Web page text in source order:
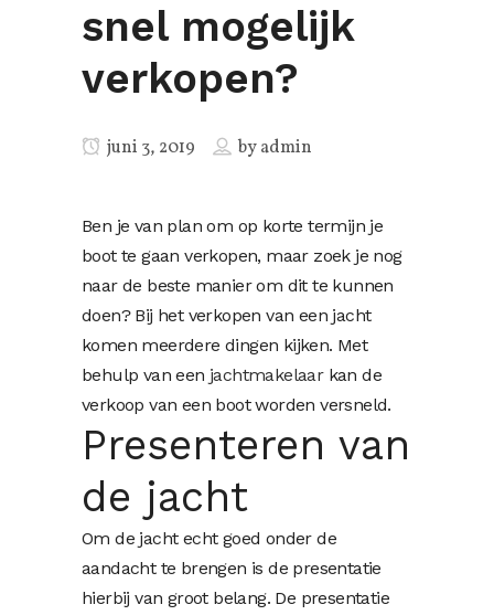
snel mogelijk
verkopen?
juni 3, 2019 byadmin
Ben je van plan om op korte termijn je
boot te gaan verkopen, maar zoek je nog
naar de beste manier om dit te kunnen
doen? Bij het verkopen van een jacht
komen meerdere dingen kijken. Met
behulp van een jachtmakelaarkan de
verkoop van een boot worden versneld.
Presenteren van
de jacht
Om de jacht echt goed onder de
aandacht te brengen is de presentatie
hierbij van groot belang. De presentatie